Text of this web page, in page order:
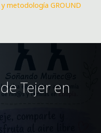
metodología GROUND
Tejer en